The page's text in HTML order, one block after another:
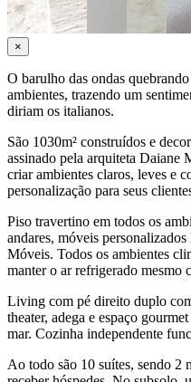
×
O barulho das ondas
ambientes, trazendo um
diriam os italianos.
São 1030m² construídos e
assinado pela arquiteta Daiane
criar ambientes claros, leves e
personalização para seus
Piso travertino em todos os
andares, móveis
Móveis. Todos os ambientes
manter o ar refrigerado mesmo
Living com pé direito duplo
theater, adega e espaço
mar. Cozinha independente
Ao todo são 10 suítes, sendo 2